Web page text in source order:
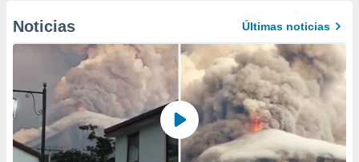
Noticias Últimas noticias